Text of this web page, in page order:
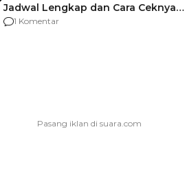
Jadwal Lengkap dan Cara Ceknya
agar Dana Tidak Hangus!
1 Komentar